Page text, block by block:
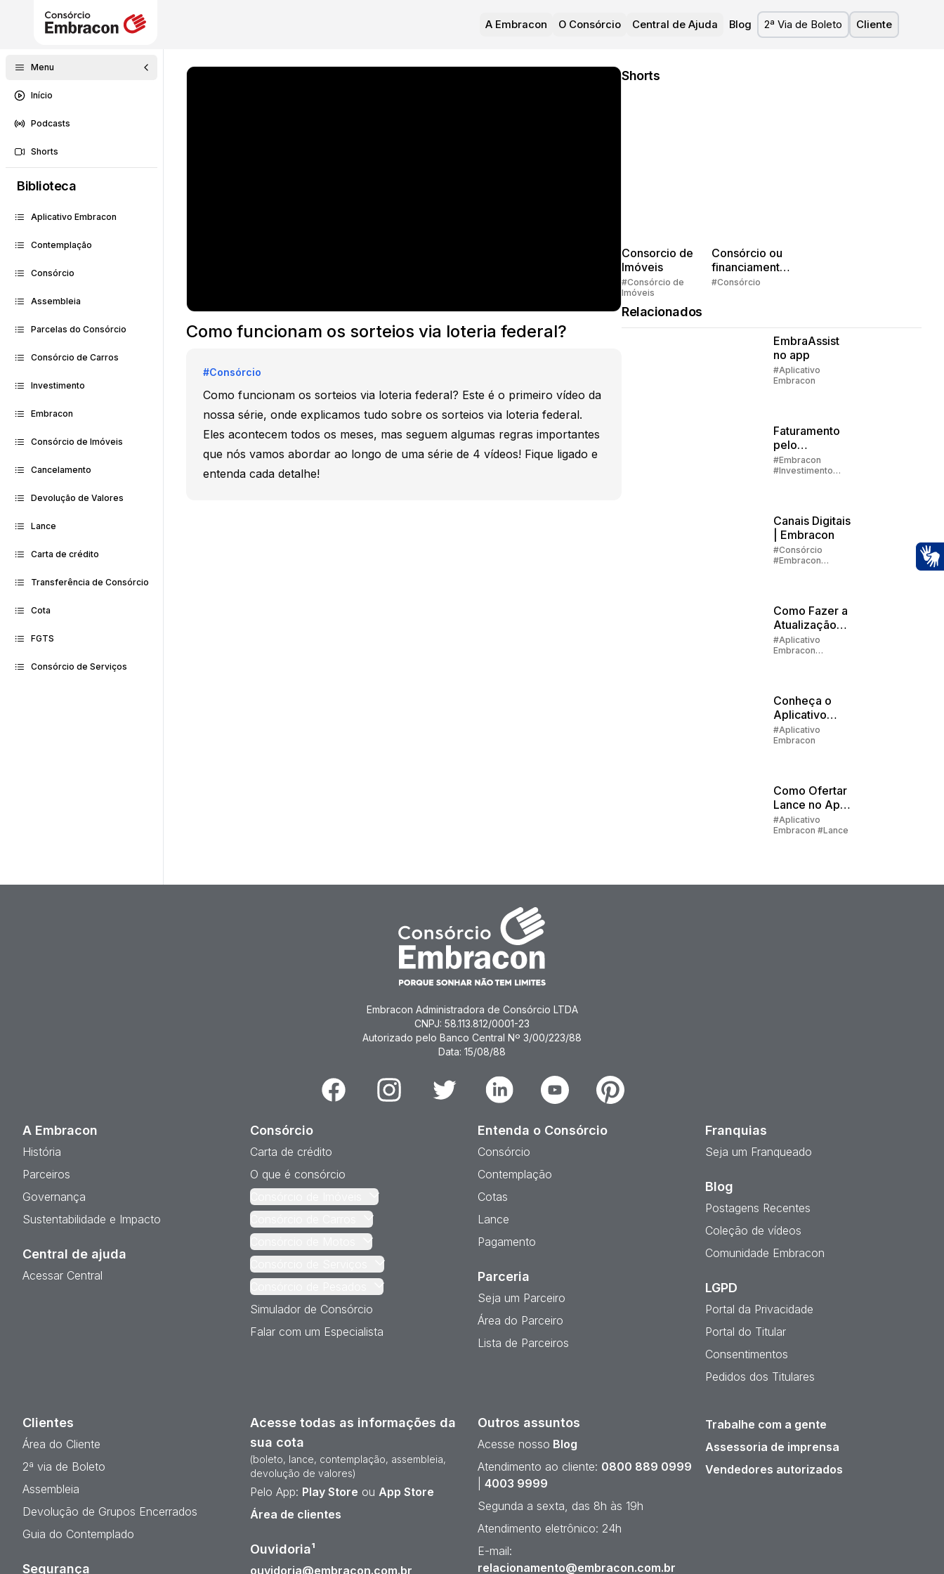
A Embracon O Consórcio Central de Ajuda Blog 2ª Via de Boleto Cliente
Menu
Início
Podcasts
Shorts
Biblioteca
Aplicativo Embracon
Contemplação
Consórcio
Assembleia
Parcelas do Consórcio
Consórcio de Carros
Investimento
Embracon
Consórcio de Imóveis
Cancelamento
Devolução de Valores
Lance
Carta de crédito
Transferência de Consórcio
Cota
FGTS
Consórcio de Serviços
Como funcionam os sorteios via loteria federal?
#Consórcio
Como funcionam os sorteios via loteria federal? Este é o primeiro vídeo da
nossa série, onde explicamos tudo sobre os sorteios via loteria federal.
Eles acontecem todos os meses, mas seguem algumas regras importantes
que nós vamos abordar ao longo de uma série de 4 vídeos! Fique ligado e
entenda cada detalhe!
Shorts
Consorcio de
Imóveis
#Consórcio de
Imóveis
Consórcio ou
financiamento?
Quem pensa
#Consórcio
Relacionados
EmbraAssist
no app
#Aplicativo
Embracon
Faturamento
pelo
aplicativo:
passo a passo
#Embracon
#Investimento
Canais Digitais
| Embracon
#Consórcio
#Embracon
Como Fazer a
Atualização
Cadastral na
Embracon
#Aplicativo
Embracon
Conheça o
Aplicativo
Embracon -
Como fazer o
#Aplicativo
Embracon
Como Ofertar
Lance no App
do Cliente?
#Aplicativo
Embracon #Lance
Embracon Administradora de Consórcio LTDA
CNPJ: 58.113.812/0001-23
Autorizado pelo Banco Central Nº 3/00/223/88
Data: 15/08/88
Facebook Instagram Twitter Linkedin Youtube Pinterest
A Embracon
História
Parceiros
Governança
Sustentabilidade e Impacto
Central de ajuda
Acessar Central
Consórcio
Carta de crédito
O que é consórcio
Simulador de Consórcio
Falar com um Especialista
Entenda o Consórcio
Consórcio
Contemplação
Cotas
Lance
Pagamento
Parceria
Seja um Parceiro
Área do Parceiro
Lista de Parceiros
Franquias
Seja um Franqueado
Blog
Postagens Recentes
Coleção de vídeos
Comunidade Embracon
LGPD
Portal da Privacidade
Portal do Titular
Consentimentos
Pedidos dos Titulares
Clientes
Área do Cliente
2ª via de Boleto
Assembleia
Devolução de Grupos Encerrados
Guia do Contemplado
Segurança
Acesse todas as informações da
sua cota
(boleto, lance, contemplação, assembleia,
devolução de valores)
Pelo App: Play Store ou App Store
Área de clientes
Ouvidoria¹
ouvidoria@embracon.com.br
Outros assuntos
Acesse nosso Blog
Atendimento ao cliente: 0800 889 0999
4003 9999
Segunda a sexta, das 8h às 19h
Atendimento eletrônico: 24h
E-mail:
relacionamento@embracon.com.br
Trabalhe com a gente
Assessoria de imprensa
Vendedores autorizados